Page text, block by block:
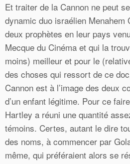
Et traiter de la Cannon ne peut
dynamic duo israélien Menahem
deux prophètes en leur pays
Mecque du Cinéma et qui la
moins) meilleur et pour le
des choses qui ressort de ce
Cannon est à l’image des deux
d’un enfant légitime. Pour ce
Hartley a réuni une quantité
témoins. Certes, autant le dire
des noms, à commencer par
même, qui préféraient alors se